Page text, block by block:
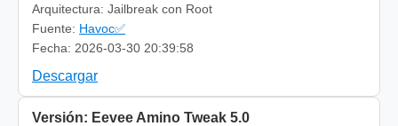
Arquitectura: Jailbreak con Root
Fuente: Havoc✅
Fecha: 2026-03-30 20:39:58
Descargar
Versión: Eevee Amino Tweak 5.0